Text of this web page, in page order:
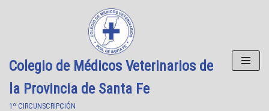
contenido
Colegio de Médicos Veterinarios de
la Provincia de Santa Fe
1º CIRCUNSCRIPCIÓN